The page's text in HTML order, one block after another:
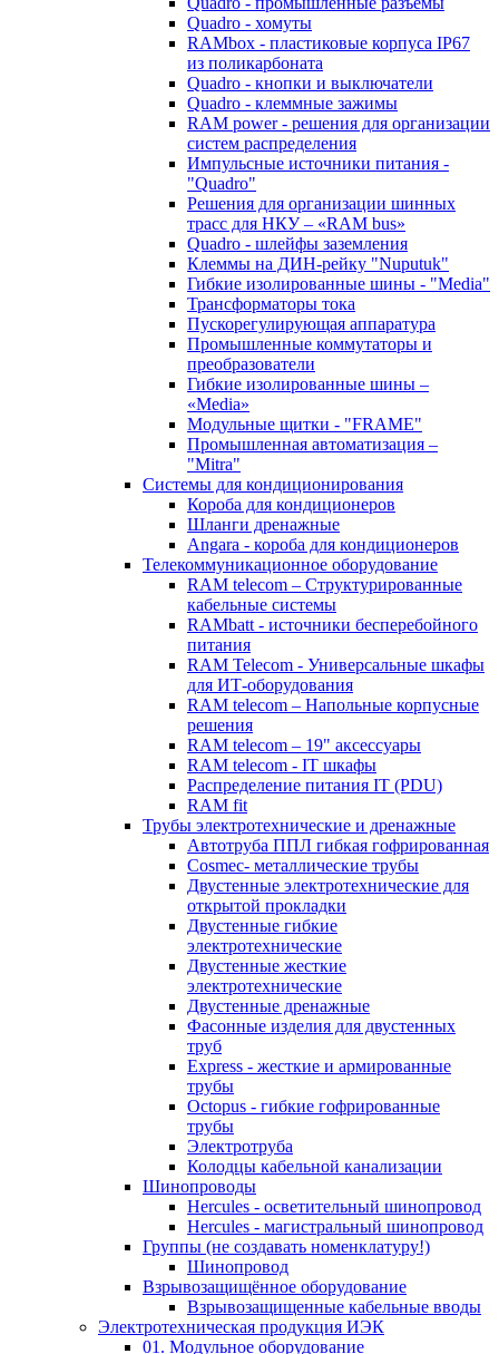
Quadro - хомуты
RAMbox - пластиковые корпуса IP67
из поликарбоната
Quadro - кнопки и выключатели
Quadro - клеммные зажимы
RAM power - решения для организации
систем распределения
Импульсные источники питания -
"Quadro"
Решения для организации шинных
трасс для НКУ – «RAM bus»
Quadro - шлейфы заземления
Клеммы на ДИН-рейку "Nuputuk"
Гибкие изолированные шины - "Media"
Трансформаторы тока
Пускорегулирующая аппаратура
Промышленные коммутаторы и
преобразователи
Гибкие изолированные шины –
«Media»
Модульные щитки - "FRAME"
Промышленная автоматизация –
"Mitra"
Системы для кондиционирования
Короба для кондиционеров
Шланги дренажные
Angara - короба для кондиционеров
Телекоммуникационное оборудование
RAM telecom – Структурированные
кабельные системы
RAMbatt - источники бесперебойного
питания
RAM Telecom - Универсальные шкафы
для ИТ-оборудования
RAM telecom – Напольные корпусные
решения
RAM telecom – 19" аксессуары
RAM telecom - IT шкафы
Распределение питания IT (PDU)
RAM fit
Трубы электротехнические и дренажные
Автотруба ППЛ гибкая гофрированная
Cosmec- металлические трубы
Двустенные электротехнические для
открытой прокладки
Двустенные гибкие
электротехнические
Двустенные жесткие
электротехнические
Двустенные дренажные
Фасонные изделия для двустенных
труб
Express - жесткие и армированные
трубы
Octopus - гибкие гофрированные
трубы
Электротруба
Колодцы кабельной канализации
Шинопроводы
Hercules - осветительный шинопровод
Hercules - магистральный шинопровод
Группы (не создавать номенклатуру!)
Шинопровод
Взрывозащищённое оборудование
Взрывозащищенные кабельные вводы
Электротехническая продукция ИЭК
01. Модульное оборудование